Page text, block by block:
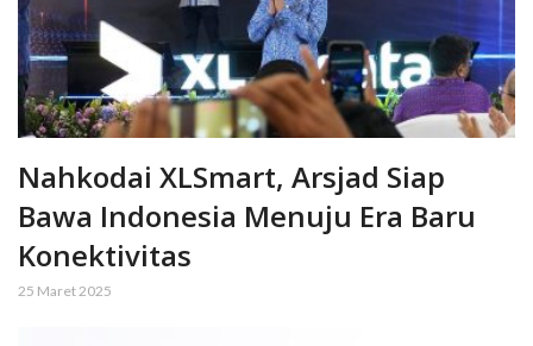
Nahkodai XLSmart, Arsjad Siap
Bawa Indonesia Menuju Era Baru
Konektivitas
25 Maret 2025